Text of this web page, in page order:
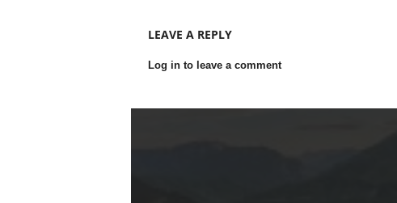
LEAVE A REPLY
Log in to leave a comment